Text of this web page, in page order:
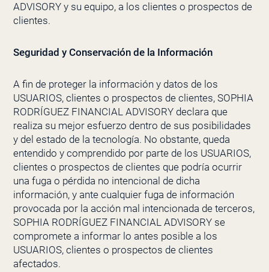
ADVISORYy su equipo, a los clientes o prospectos de
clientes.
Seguridad y Conservación de la Información
A fin de proteger la información y datos de los
USUARIOS, clientes o prospectos de clientes, SOPHIA
RODRÍGUEZ FINANCIAL ADVISORYdeclara que
realiza su mejor esfuerzo dentro de sus posibilidades
y del estado de la tecnología. No obstante, queda
entendido y comprendido por parte de los USUARIOS,
clientes o prospectos de clientes que podría ocurrir
una fuga o pérdida no intencional de dicha
información, y ante cualquier fuga de información
provocada por la acción mal intencionada de terceros,
SOPHIA RODRÍGUEZ FINANCIAL ADVISORYse
compromete a informar lo antes posible a los
USUARIOS, clientes o prospectos de clientes
afectados.